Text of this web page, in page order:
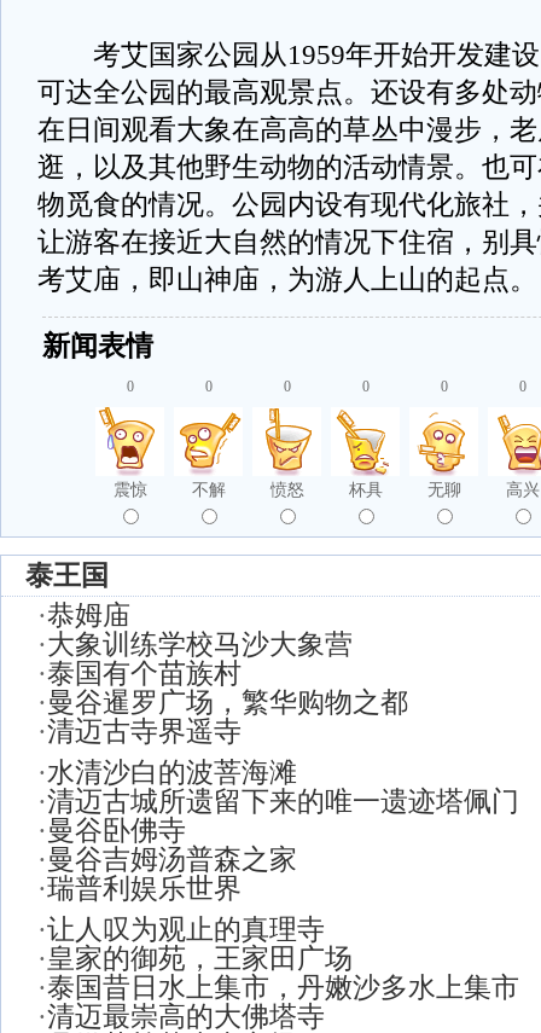
考艾国家公园从1959年开始开发建设
可达全公园的最高观景点。还设有多处
在日间观看大象在高高的草丛中漫步，
逛，以及其他野生动物的活动情景。也
物觅食的情况。公园内设有现代化旅社
让游客在接近大自然的情况下住宿，别
考艾庙，即山神庙，为游人上山的起点
新闻表情
0
震惊
0
不解
0
愤怒
0
杯具
0
无聊
0
高兴
泰王国
·恭姆庙
·大象训练学校马沙大象营
·泰国有个苗族村
·曼谷暹罗广场，繁华购物之都
·清迈古寺界遥寺
·水清沙白的波菩海滩
·清迈古城所遗留下来的唯一遗迹塔佩门
·曼谷卧佛寺
·曼谷吉姆汤普森之家
·瑞普利娱乐世界
·让人叹为观止的真理寺
·皇家的御苑，王家田广场
·泰国昔日水上集市，丹嫩沙多水上集市
·清迈最崇高的大佛塔寺